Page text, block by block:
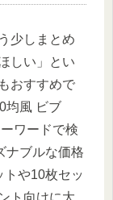
少しまとめ
しい」とい
おすすめで
均風 ビブ
ワードで検
ナブルな価格
や10枚セッ